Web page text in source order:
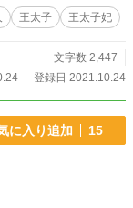
王太子 王太子妃
文字数 2,447
登録日 2021.10.24
に入り追加 15